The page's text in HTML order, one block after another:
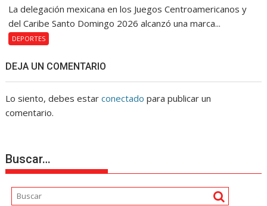
La delegación mexicana en los Juegos Centroamericanos y
del Caribe Santo Domingo 2026 alcanzó una marca...
DEPORTES
DEJA UN COMENTARIO
Lo siento, debes estarconectado para publicar un
comentario.
Buscar…